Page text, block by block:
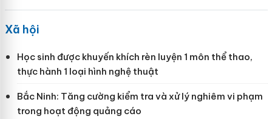
Xã hội
Học sinh được khuyến khích rèn luyện 1 môn thể thao,
thực hành 1 loại hình nghệ thuật
Bắc Ninh: Tăng cường kiểm tra và xử lý nghiêm vi phạm
trong hoạt động quảng cáo